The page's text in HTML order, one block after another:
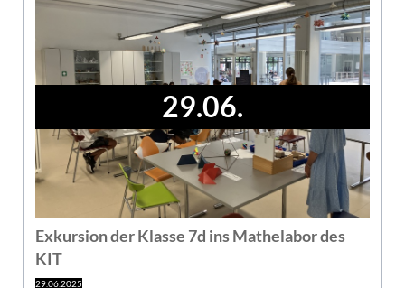
29.06.
Exkursion der Klasse 7d ins Mathelabor des
KIT
29.06.2025